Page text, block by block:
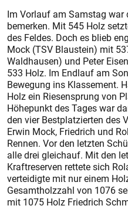
Im Vorlauf am Samstag
bemerken. Mit 545 Holz
des Feldes. Doch es blieb
Mock (TSV Blaustein) mit
Waldhausen) und Peter
533 Holz. Im Endlauf am
Bewegung ins Klassement.
Holz ein Riesensprung von
Höhepunkt des Tages war
den vier Bestplatzierten des
Erwin Mock, Friedrich und
Rennen. Vor den letzten
alle drei gleichauf. Mit den
Kraftreserven rettete sich
verteidigte mit nur einem
Gesamtholzzahl von 1076
mit 1075 Holz Friedrich